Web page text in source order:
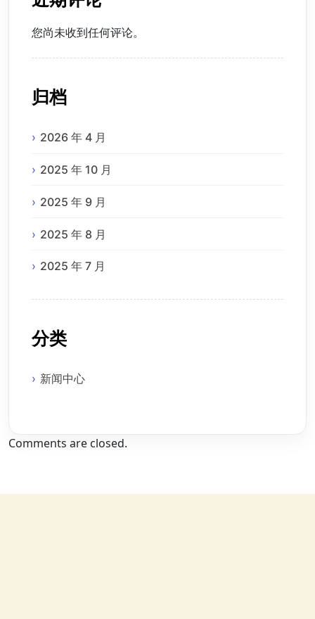
您尚未收到任何评论。
归档
2026 年 4 月
2025 年 10 月
2025 年 9 月
2025 年 8 月
2025 年 7 月
分类
新闻中心
Comments are closed.